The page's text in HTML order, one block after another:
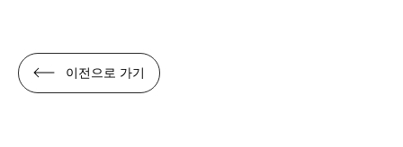
이전으로 가기